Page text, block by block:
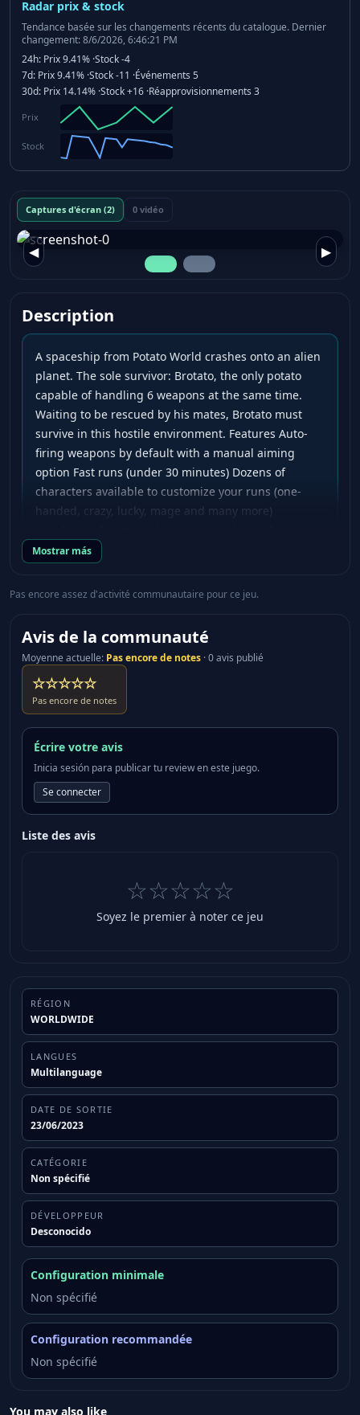
Radar prix & stock
Tendance basée sur les changements récents du catalogue. Dernier
changement: 8/6/2026, 6:46:21 PM
24h: Prix9.41% ·Stock-4
7d: Prix9.41% ·Stock-11 ·Événements 5
30d: Prix 14.14% ·Stock+16 ·Réapprovisionnements 3
Prix
Stock
Captures d'écran (2) 0 vidéo
◀ ▶
Description
A spaceship from Potato World crashes onto an alien
planet. The sole survivor: Brotato, the only potato
capable of handling 6 weapons at the same time.
Waiting to be rescued by his mates, Brotato must
survive in this hostile environment. Features Auto-
firing weapons by default with a manual aiming
option Fast runs (under 30 minutes) Dozens of
characters available to customize your runs (one-
handed, crazy, lucky, mage and many more)
(flamethrowers, SMGs, rocket launchers or sticks and
lasting 20 to 90 seconds each and kill off as many
between waves of enemies Accessibility options:
tweak the health, damage and speed of enemies so
the difficulty is right for you
Mostrar más
Pas encore assez d'activité communautaire pour ce jeu.
Avis de la communauté
Moyenne actuelle: Pas encore de notes ·0 avis publié
☆☆☆☆☆
Pas encore de notes
Écrire votre avis
Inicia sesión para publicar tu review en este juego.
Se connecter
Liste des avis
☆☆☆☆☆
Soyez le premier à noter ce jeu
RÉGION
WORLDWIDE
LANGUES
Multilanguage
DATE DE SORTIE
23/06/2023
CATÉGORIE
Non spécifié
DÉVELOPPEUR
Desconocido
Configuration minimale
Non spécifié
Configuration recommandée
Non spécifié
You may also like